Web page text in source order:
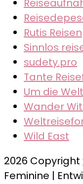
Rutis Reisen
Sinnlos
sudety.pro
Tante
Um die Welt
Wander
Wild East
2026 Copyright
Feminine |